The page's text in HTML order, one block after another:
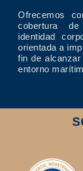
Ofrecemos
cobertura
identidad
orientada a
fin de
entorno